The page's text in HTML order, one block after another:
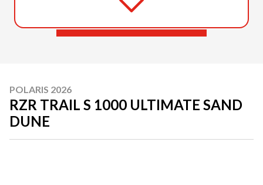
POLARIS 2026
RZR TRAIL S 1000 ULTIMATE SAND
DUNE